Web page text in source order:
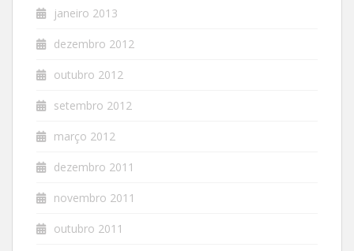
janeiro 2013
dezembro 2012
outubro 2012
setembro 2012
março 2012
dezembro 2011
novembro 2011
outubro 2011